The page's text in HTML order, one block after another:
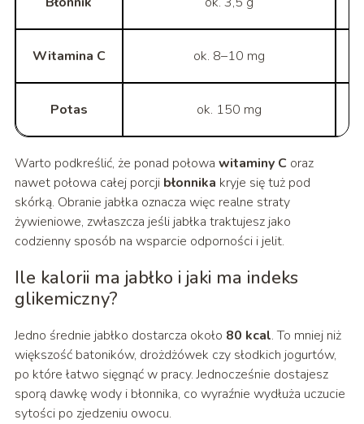
Witamina C ok. 8–10 mg
Potas ok. 150 mg
Warto podkreślić, że ponad połowa witaminy Coraz
nawet połowa całej porcji błonnika kryje się tuż pod
skórką. Obranie jabłka oznacza więc realne straty
żywieniowe, zwłaszcza jeśli jabłka traktujesz jako
codzienny sposób na wsparcie odporności i jelit.
Ile kalorii ma jabłko i jaki ma indeks
glikemiczny?
Jedno średnie jabłko dostarcza około 80 kcal. To mniej niż
większość batoników, drożdżówek czy słodkich jogurtów,
po które łatwo sięgnąć w pracy. Jednocześnie dostajesz
sporą dawkę wody i błonnika, co wyraźnie wydłuża uczucie
sytości po zjedzeniu owocu.